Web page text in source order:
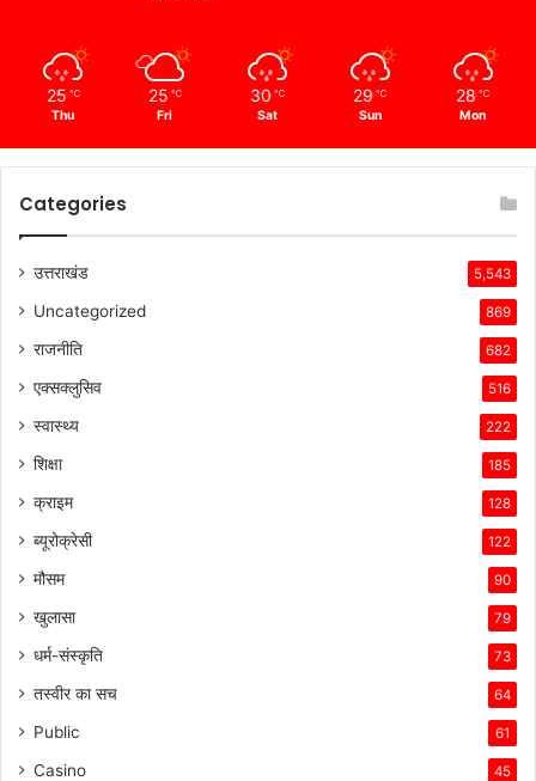
25 ℃
Thu
25 ℃
Fri
30 ℃
Sat
29 ℃
Sun
28 ℃
Mon
Categories
उत्तराखंड 5,543
Uncategorized 869
राजनीति 682
एक्सक्लुसिव 516
स्वास्थ्य 222
शिक्षा 185
क्राइम 128
ब्यूरोक्रेसी 122
मौसम 90
खुलासा 79
धर्म-संस्कृति 73
तस्वीर का सच 64
Public 61
Casino 45